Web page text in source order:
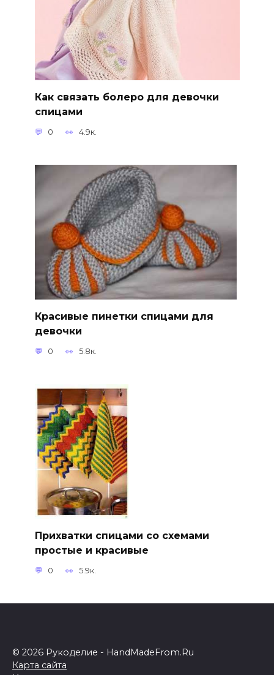
Как связать болеро для девочки
спицами
0 4.9к.
Красивые пинетки спицами для
девочки
0 5.8к.
Прихватки спицами со схемами
простые и красивые
0 5.9к.
© 2026 Рукоделие - HandMadeFrom.Ru
Карта сайта